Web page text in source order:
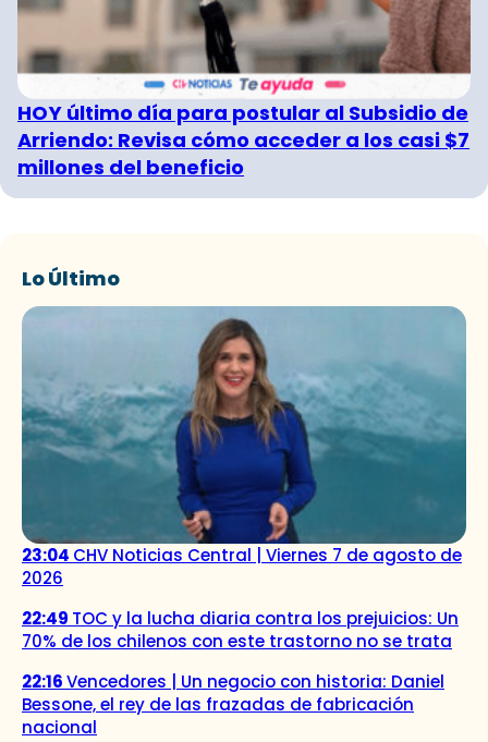
HOY último día para postular al Subsidio de
Arriendo: Revisa cómo acceder a los casi $7
millones del beneficio
Lo Último
23:04 CHV Noticias Central | Viernes 7 de agosto de
2026
22:49 TOC y la lucha diaria contra los prejuicios: Un
70% de los chilenos con este trastorno no se trata
22:16Vencedores | Un negocio con historia: Daniel
Bessone, el rey de las frazadas de fabricación
nacional